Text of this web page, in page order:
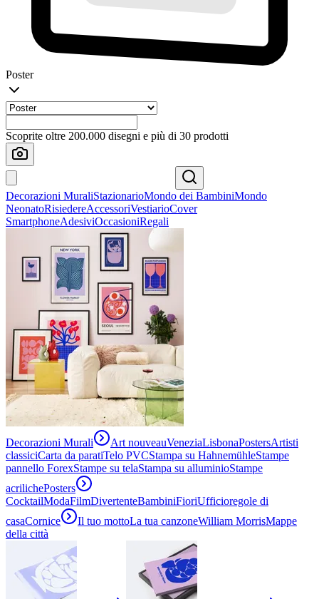
Poster
Scoprite oltre 200.000 disegni e più di 30 prodotti
Decorazioni MuraliStazionarioMondo dei BambiniMondo
NeonatoRisiedereAccessoriVestiarioCover
SmartphoneAdesiviOccasioniRegali
Decorazioni Murali Art nouveauVeneziaLisbonaPostersArtisti
classiciCarta da paratiTelo PVCStampa su HahnemühleStampe
pannello ForexStampe su telaStampa su alluminioStampe
acrilichePosters
CocktailModaFilmDivertenteBambiniFioriUfficioregole di
casaCornice Il tuo mottoLa tua canzoneWilliam MorrisMappe
della città